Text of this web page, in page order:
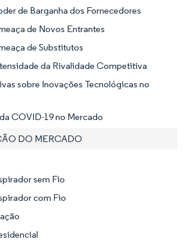
de Barganha dos Fornecedores
de Novos Entrantes
de Substitutos
da Rivalidade Competitiva
sobre Inovações Tecnológicas no
COVID-19 no Mercado
DO MERCADO
sem Fio
com Fio